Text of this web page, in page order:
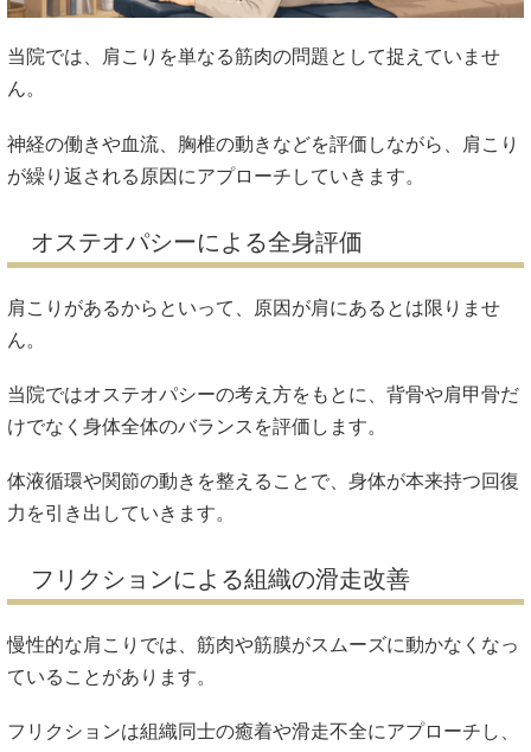
当院では、肩こりを単なる筋肉の問題として捉えていませ
ん。
神経の働きや血流、胸椎の動きなどを評価しながら、肩こり
が繰り返される原因にアプローチしていきます。
オステオパシーによる全身評価
肩こりがあるからといって、原因が肩にあるとは限りませ
ん。
当院ではオステオパシーの考え方をもとに、背骨や肩甲骨だ
けでなく身体全体のバランスを評価します。
体液循環や関節の動きを整えることで、身体が本来持つ回復
力を引き出していきます。
フリクションによる組織の滑走改善
慢性的な肩こりでは、筋肉や筋膜がスムーズに動かなくなっ
ていることがあります。
フリクションは組織同士の癒着や滑走不全にアプローチし、